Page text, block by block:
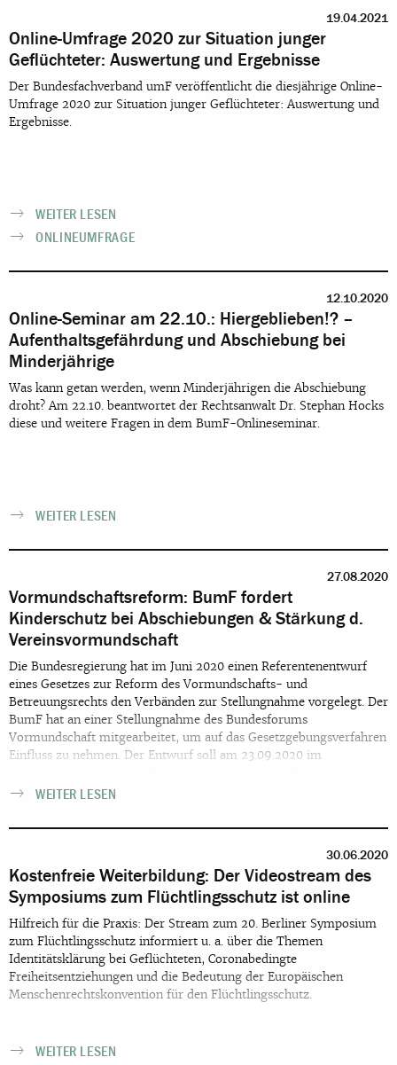
19.04.2021
Online-Umfrage 2020 zur Situation junger
Geflüchteter: Auswertung und Ergebnisse
Der Bundesfachverband umF veröffentlicht die diesjährige Online-
Umfrage 2020 zur Situation junger Geflüchteter: Auswertung und
Ergebnisse.
WEITER LESEN
ONLINEUMFRAGE
12.10.2020
Online-Seminar am 22.10.: Hiergeblieben!? –
Aufenthaltsgefährdung und Abschiebung bei
Minderjährige
Was kann getan werden, wenn Minderjährigen die Abschiebung
droht? Am 22.10. beantwortet der Rechtsanwalt Dr. Stephan Hocks
diese und weitere Fragen in dem BumF-Onlineseminar.
WEITER LESEN
27.08.2020
Vormundschaftsreform: BumF fordert
Kinderschutz bei Abschiebungen & Stärkung d.
Vereinsvormundschaft
Die Bundesregierung hat im Juni 2020 einen Referentenentwurf
eines Gesetzes zur Reform des Vormundschafts- und
Betreuungsrechts den Verbänden zur Stellungnahme vorgelegt. Der
BumF hat an einer Stellungnahme des Bundesforums
Vormundschaft mitgearbeitet, um auf das Gesetzgebungsverfahren
Einfluss zu nehmen. Der Entwurf soll am 23.09.2020 im
2021 in Kraft treten.
WEITER LESEN
30.06.2020
Kostenfreie Weiterbildung: Der Videostream des
Symposiums zum Flüchtlingsschutz ist online
Hilfreich für die Praxis: Der Stream zum 20. Berliner Symposium
zum Flüchtlingsschutz informiert u. a. über die Themen
Identitätsklärung bei Geflüchteten, Coronabedingte
Freiheitsentziehungen und die Bedeutung der Europäischen
Menschenrechtskonvention für den Flüchtlingsschutz.
WEITER LESEN